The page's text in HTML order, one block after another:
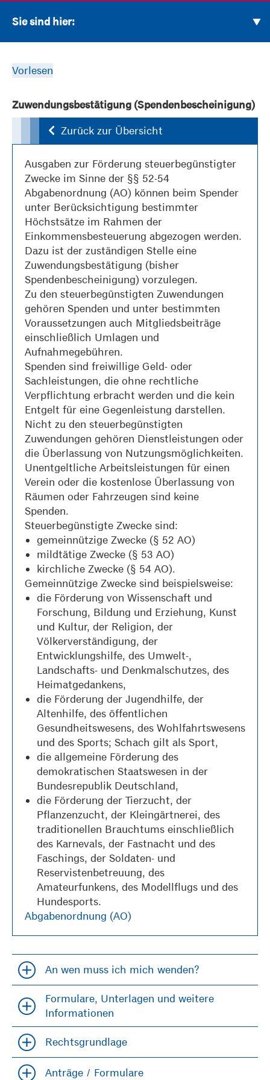
Sie sind hier:
Vorlesen
Zuwendungsbestätigung (Spendenbescheinigung)
Zurück zur Übersicht
Ausgaben zur Förderung steuerbegünstigter
Zwecke im Sinne der §§ 52-54
Abgabenordnung (AO) können beim Spender
unter Berücksichtigung bestimmter
Höchstsätze im Rahmen der
Einkommensbesteuerung abgezogen werden.
Dazu ist der zuständigen Stelle eine
Zuwendungsbestätigung (bisher
Spendenbescheinigung) vorzulegen.
Zu den steuerbegünstigten Zuwendungen
gehören Spenden und unter bestimmten
Voraussetzungen auch Mitgliedsbeiträge
einschließlich Umlagen und
Aufnahmegebühren.
Spenden sind freiwillige Geld- oder
Sachleistungen, die ohne rechtliche
Verpflichtung erbracht werden und die kein
Entgelt für eine Gegenleistung darstellen.
Nicht zu den steuerbegünstigten
Zuwendungen gehören Dienstleistungen oder
die Überlassung von Nutzungsmöglichkeiten.
Unentgeltliche Arbeitsleistungen für einen
Verein oder die kostenlose Überlassung von
Räumen oder Fahrzeugen sind keine
Spenden.
Steuerbegünstigte Zwecke sind:
gemeinnützige Zwecke (§ 52 AO)
mildtätige Zwecke (§ 53 AO)
kirchliche Zwecke (§ 54 AO).
Gemeinnützige Zwecke sind beispielsweise:
die Förderung von Wissenschaft und
Forschung, Bildung und Erziehung, Kunst
und Kultur, der Religion, der
Völkerverständigung, der
Entwicklungshilfe, des Umwelt-,
Landschafts- und Denkmalschutzes, des
Heimatgedankens,
die Förderung der Jugendhilfe, der
Altenhilfe, des öffentlichen
Gesundheitswesens, des Wohlfahrtswesens
und des Sports; Schach gilt als Sport,
die allgemeine Förderung des
demokratischen Staatswesen in der
Bundesrepublik Deutschland,
die Förderung der Tierzucht, der
Pflanzenzucht, der Kleingärtnerei, des
traditionellen Brauchtums einschließlich
des Karnevals, der Fastnacht und des
Faschings, der Soldaten- und
Reservistenbetreuung, des
Amateurfunkens, des Modellflugs und des
Hundesports.
Abgabenordnung (AO)
Accordion öfffnen und schließen
An wen muss ich mich wenden?
Accordion öfffnen und schließen
Formulare, Unterlagen und weitere
Informationen
Accordion öfffnen und schließen
Rechtsgrundlage
Anträge / Formulare